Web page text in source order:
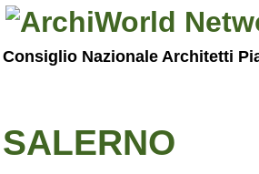
Consiglio Nazionale Architetti
SALERNO